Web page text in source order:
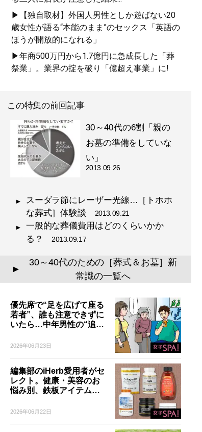
▶【独自取材】外国人男性としか遊ばない20
歳女性が語る“本能のまま”のセックス「英語の
ほうが開放的になれる」
▶年商500万円から1.7億円に急成長した「葬
祭業」。業界の掟を破り「億超え事業」に!
この特集の前回記事
30～40代の6割「親の
お墓の準備をしていな
い」
2013.09.26
スーダラ節にレーザー光線…［トホホ
な葬式］体験談 2013.09.21
一般的な葬儀費用はどのくらいかか
る？ 2013.09.17
▲
30～40代のための［葬式＆お墓］新
常識の一覧へ
優先席で“足を広げて座る
若者”、誰も注意できずに
いたら…中年男性の“追…
2026年06月23日
編集部のiHerb愛用者がセ
レクト。健康・美容のお
悩み別、鉄板アイテム…
2026年06月22日